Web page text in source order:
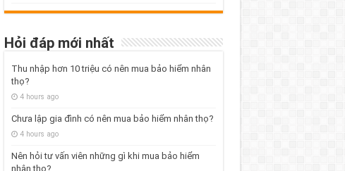
Hỏi đáp mới nhất
Thu nhập hơn 10 triệu có nên mua bảo hiểm nhân
thọ?
4 hours ago
Chưa lập gia đình có nên mua bảo hiểm nhân thọ?
4 hours ago
Nên hỏi tư vấn viên những gì khi mua bảo hiểm
nhân thọ?